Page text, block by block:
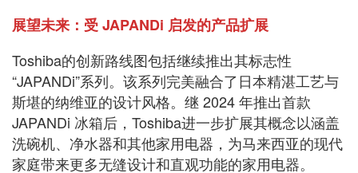
展望未来：受 JAPANDi 启发的产品扩展
Toshiba的创新路线图包括继续推出其标志性
“JAPANDi”系列。该系列完美融合了日本精湛工艺与
斯堪的纳维亚的设计风格。继 2024 年推出首款
JAPANDi 冰箱后，Toshiba进一步扩展其概念以涵盖
洗碗机、净水器和其他家用电器，为马来西亚的现代
家庭带来更多无缝设计和直观功能的家用电器。